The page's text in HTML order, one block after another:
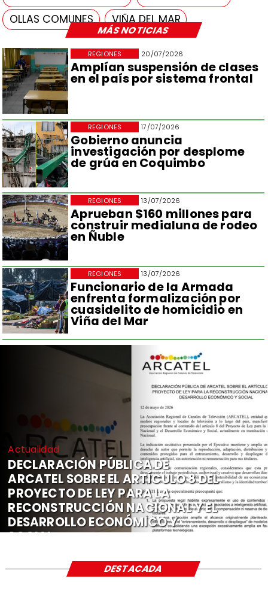
MÁS NOTICIAS
20/07/2026
Amplían suspensión de clases
en el país por sistema frontal
REGIONES
17/07/2026
Gobierno anuncia
investigación por desplome
de grúa en Coquimbo
REGIONES
13/07/2026
Aprueban $160 millones para
construir medialuna de rodeo
en Ñuble
REGIONES
13/07/2026
Funcionario de la Armada
enfrenta formalización por
cuasidelito de homicidio en
Viña del Mar
REGIONES
OLLAS COMUNES
VIÑA DEL MAR
Actualidad
DECLARACIÓN PÚBLICA DE
ARCATEL SOBRE EL ARTÍCULO 8 DEL
PROYECTO DE LEY PARA LA
RECONSTRUCCIÓN NACIONAL Y EL
DESARROLLO ECONÓMICO Y
SOCIAL
DESTACADA